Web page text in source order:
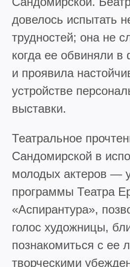
довелось испытать
трудностей; она не
когда ее обвиняли
и проявила
устройстве
выставки.
Театральное
Сандомирской в
молодых актеров —
программы Театра
«Аспирантура»,
голос художницы,
познакомиться с ее
творческими